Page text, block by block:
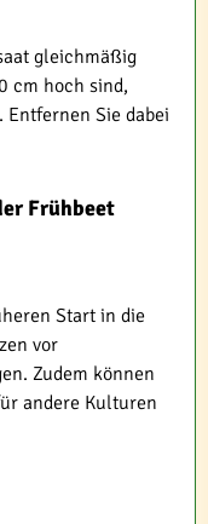
gleichmäßig
cm hoch sind,
Sie dabei
Frühbeet
Start in die
vor
Zudem können
andere Kulturen